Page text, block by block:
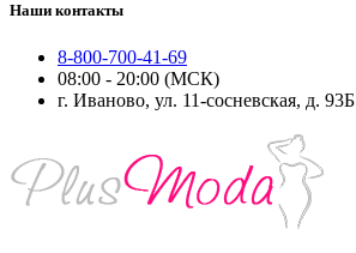
Наши контакты
8-800-700-41-69
08:00 - 20:00 (МСК)
г. Иваново, ул. 11-сосневская, д. 93Б